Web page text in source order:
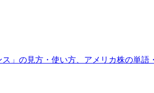
」の見方・使い方、アメリカ株の単語